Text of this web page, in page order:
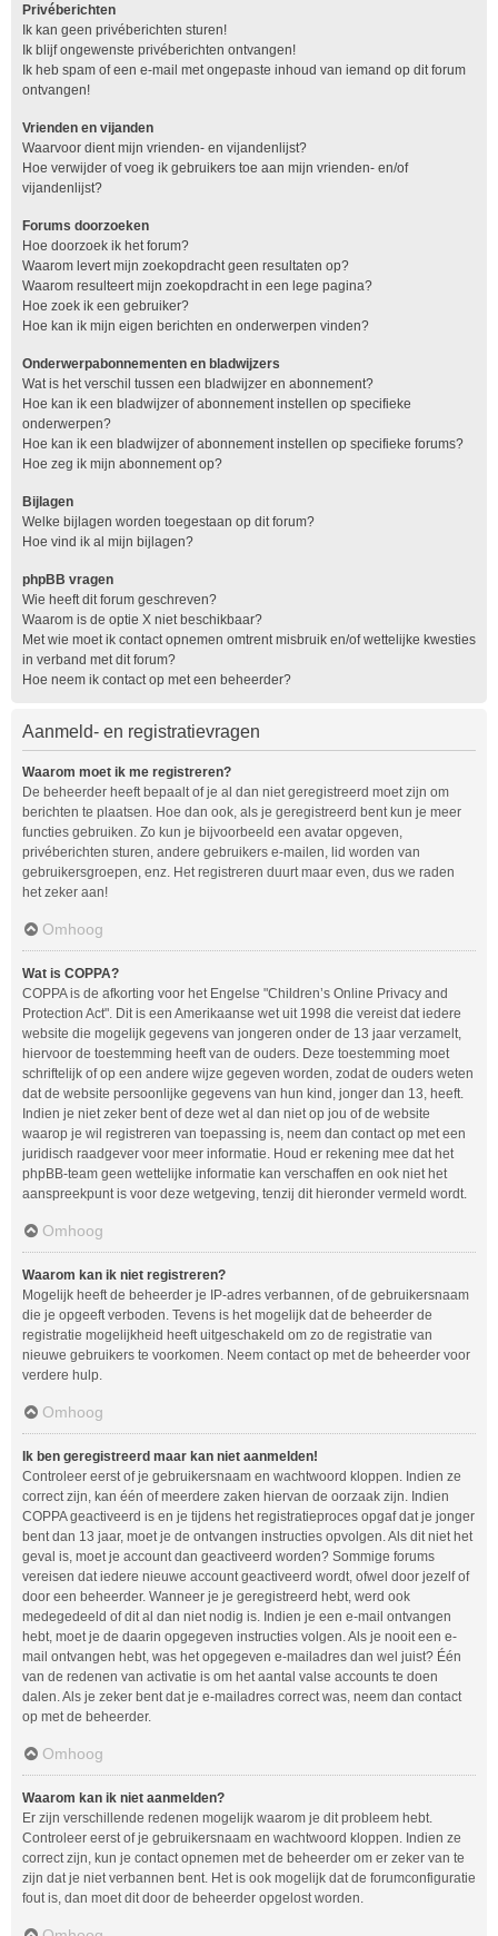
Privéberichten
Ik kan geen privéberichten sturen!
Ik blijf ongewenste privéberichten ontvangen!
Ik heb spam of een e-mail met ongepaste inhoud van iemand op dit forum
ontvangen!
Vrienden en vijanden
Waarvoor dient mijn vrienden- en vijandenlijst?
Hoe verwijder of voeg ik gebruikers toe aan mijn vrienden- en/of
vijandenlijst?
Forums doorzoeken
Hoe doorzoek ik het forum?
Waarom levert mijn zoekopdracht geen resultaten op?
Waarom resulteert mijn zoekopdracht in een lege pagina?
Hoe zoek ik een gebruiker?
Hoe kan ik mijn eigen berichten en onderwerpen vinden?
Onderwerpabonnementen en bladwijzers
Wat is het verschil tussen een bladwijzer en abonnement?
Hoe kan ik een bladwijzer of abonnement instellen op specifieke
onderwerpen?
Hoe kan ik een bladwijzer of abonnement instellen op specifieke forums?
Hoe zeg ik mijn abonnement op?
Bijlagen
Welke bijlagen worden toegestaan op dit forum?
Hoe vind ik al mijn bijlagen?
phpBB vragen
Wie heeft dit forum geschreven?
Waarom is de optie X niet beschikbaar?
Met wie moet ik contact opnemen omtrent misbruik en/of wettelijke kwesties
in verband met dit forum?
Hoe neem ik contact op met een beheerder?
Aanmeld- en registratievragen
Waarom moet ik me registreren?
De beheerder heeft bepaalt of je al dan niet geregistreerd moet zijn om
berichten te plaatsen. Hoe dan ook, als je geregistreerd bent kun je meer
functies gebruiken. Zo kun je bijvoorbeeld een avatar opgeven,
privéberichten sturen, andere gebruikers e-mailen, lid worden van
gebruikersgroepen, enz. Het registreren duurt maar even, dus we raden
het zeker aan!
Omhoog
Wat is COPPA?
COPPA is de afkorting voor het Engelse "Children’s Online Privacy and
Protection Act". Dit is een Amerikaanse wet uit 1998 die vereist dat iedere
website die mogelijk gegevens van jongeren onder de 13 jaar verzamelt,
hiervoor de toestemming heeft van de ouders. Deze toestemming moet
schriftelijk of op een andere wijze gegeven worden, zodat de ouders weten
dat de website persoonlijke gegevens van hun kind, jonger dan 13, heeft.
Indien je niet zeker bent of deze wet al dan niet op jou of de website
waarop je wil registreren van toepassing is, neem dan contact op met een
juridisch raadgever voor meer informatie. Houd er rekening mee dat het
phpBB-team geen wettelijke informatie kan verschaffen en ook niet het
aanspreekpunt is voor deze wetgeving, tenzij dit hieronder vermeld wordt.
Omhoog
Waarom kan ik niet registreren?
Mogelijk heeft de beheerder je IP-adres verbannen, of de gebruikersnaam
die je opgeeft verboden. Tevens is het mogelijk dat de beheerder de
registratie mogelijkheid heeft uitgeschakeld om zo de registratie van
nieuwe gebruikers te voorkomen. Neem contact op met de beheerder voor
verdere hulp.
Omhoog
Ik ben geregistreerd maar kan niet aanmelden!
Controleer eerst of je gebruikersnaam en wachtwoord kloppen. Indien ze
correct zijn, kan één of meerdere zaken hiervan de oorzaak zijn. Indien
COPPA geactiveerd is en je tijdens het registratieproces opgaf dat je jonger
bent dan 13 jaar, moet je de ontvangen instructies opvolgen. Als dit niet het
geval is, moet je account dan geactiveerd worden? Sommige forums
vereisen dat iedere nieuwe account geactiveerd wordt, ofwel door jezelf of
door een beheerder. Wanneer je je geregistreerd hebt, werd ook
medegedeeld of dit al dan niet nodig is. Indien je een e-mail ontvangen
hebt, moet je de daarin opgegeven instructies volgen. Als je nooit een e-
mail ontvangen hebt, was het opgegeven e-mailadres dan wel juist? Één
van de redenen van activatie is om het aantal valse accounts te doen
dalen. Als je zeker bent dat je e-mailadres correct was, neem dan contact
op met de beheerder.
Omhoog
Waarom kan ik niet aanmelden?
Er zijn verschillende redenen mogelijk waarom je dit probleem hebt.
Controleer eerst of je gebruikersnaam en wachtwoord kloppen. Indien ze
correct zijn, kun je contact opnemen met de beheerder om er zeker van te
zijn dat je niet verbannen bent. Het is ook mogelijk dat de forumconfiguratie
fout is, dan moet dit door de beheerder opgelost worden.